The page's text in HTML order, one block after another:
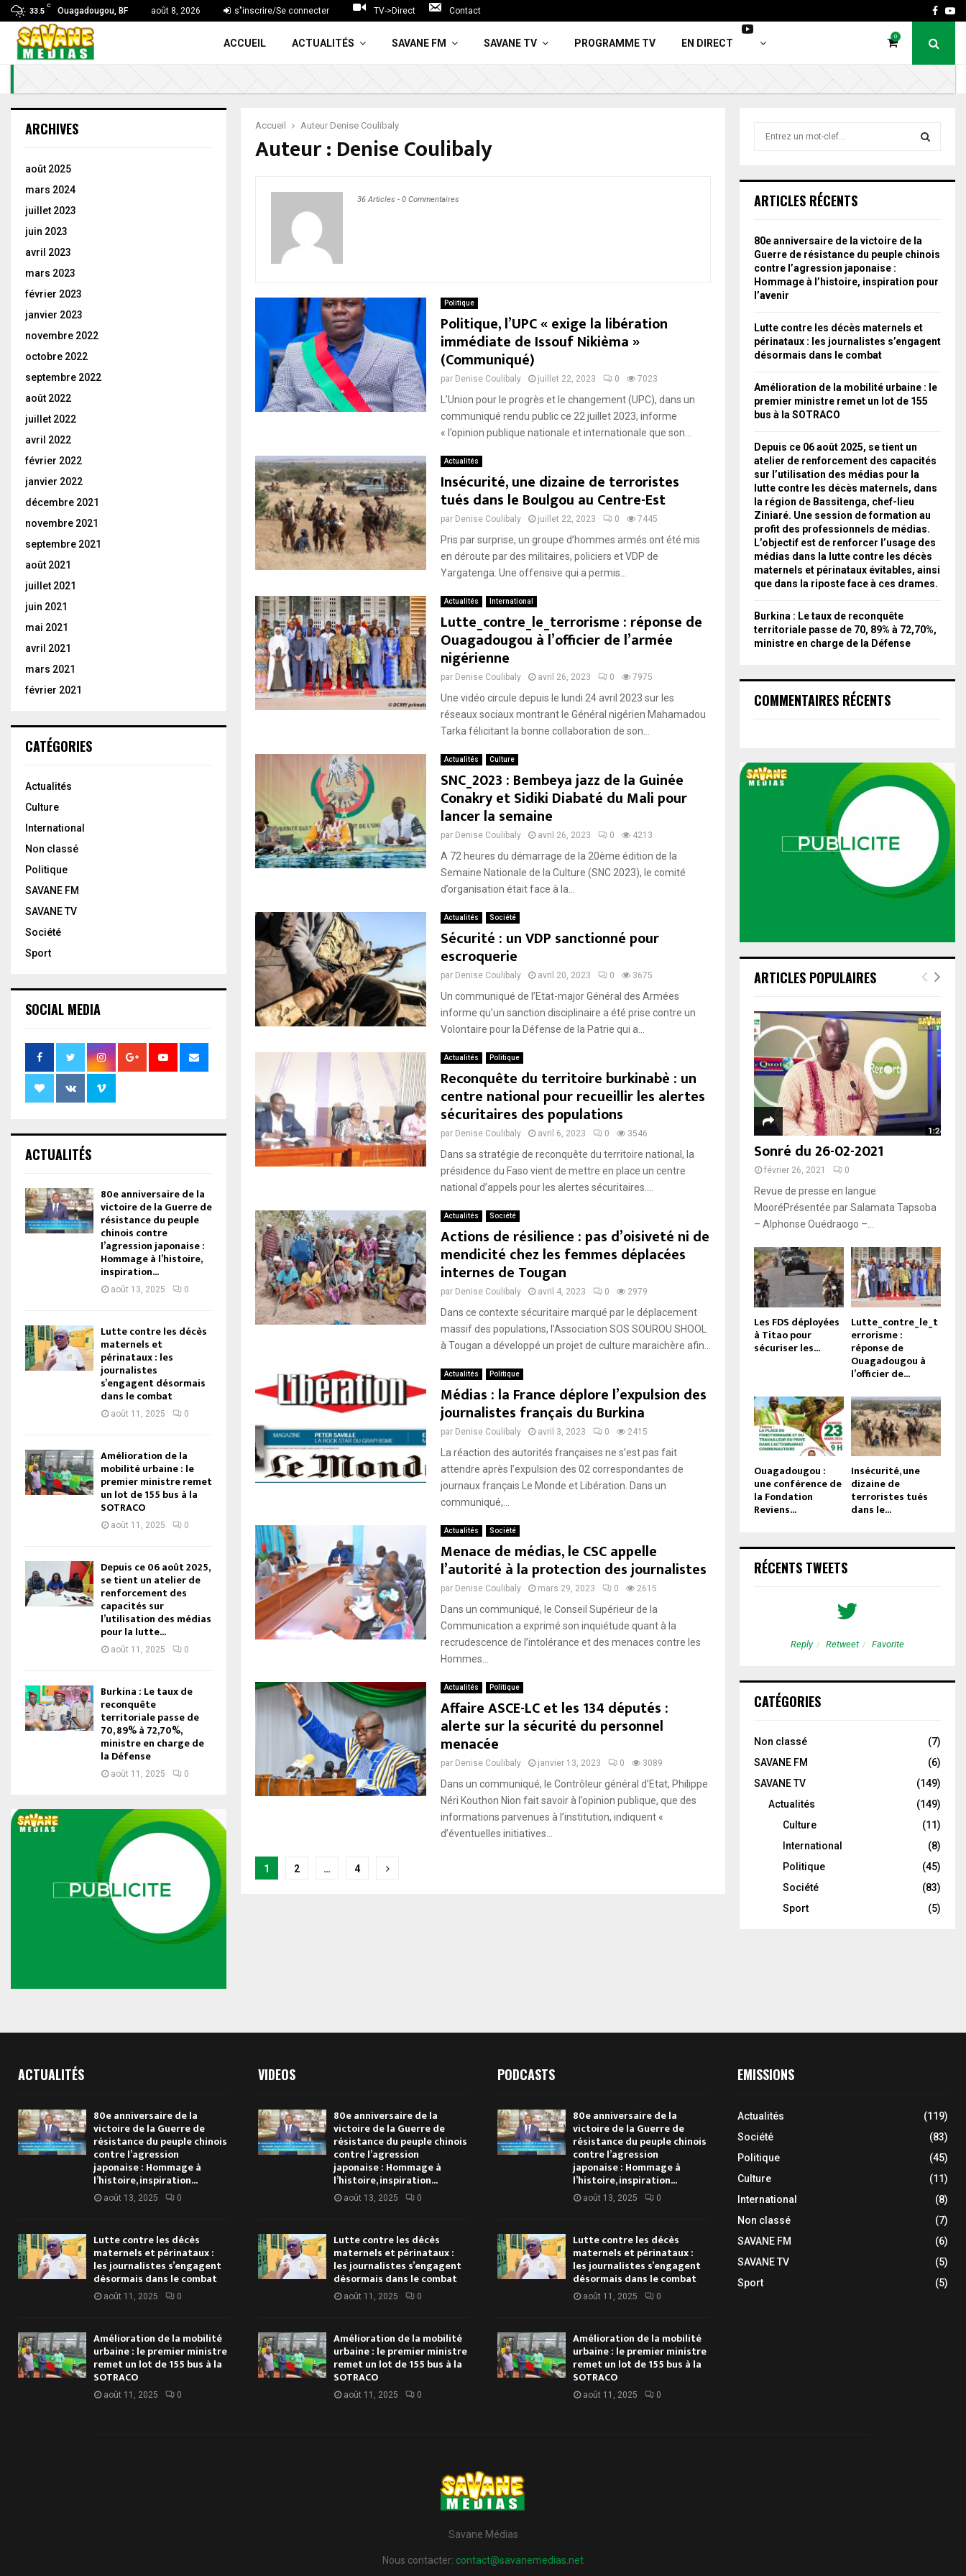
33.5
C
Ouagadougou, BF août 8, 2026 s"inscrire/Se connecter TV->Direct Contact
ACCUEIL ACTUALITÉS SAVANE FM SAVANE TV PROGRAMME TV EN DIRECT
0
Accueil Auteur Denise Coulibaly
Auteur : Denise Coulibaly
36 Articles - 0 Commentaires
Politique
Politique, l’UPC « exige la libération
immédiate de Issouf Nikièma »
(Communiqué)
par Denise Coulibaly juillet 22, 2023 0 7023
L’Union pour le progrès et le changement (UPC), dans un
communiqué rendu public ce 22 juillet 2023, informe
« l’opinion publique nationale et internationale que son...
Actualités
Insécurité, une dizaine de terroristes
tués dans le Boulgou au Centre-Est
par Denise Coulibaly juillet 22, 2023 0 7445
Pris par surprise, un groupe d’hommes armés ont été mis
en déroute par des militaires, policiers et VDP de
Yargatenga. Une offensive qui a permis...
Actualités International
Lutte_contre_le_terrorisme : réponse de
Ouagadougou à l’officier de l’armée
nigérienne
par Denise Coulibaly avril 26, 2023 0 7975
Une vidéo circule depuis le lundi 24 avril 2023 sur les
réseaux sociaux montrant le Général nigérien Mahamadou
Tarka félicitant la bonne collaboration de son...
Actualités Culture
SNC_2023 : Bembeya jazz de la Guinée
Conakry et Sidiki Diabaté du Mali pour
lancer la semaine
par Denise Coulibaly avril 26, 2023 0 4213
A 72 heures du démarrage de la 20ème édition de la
Semaine Nationale de la Culture (SNC 2023), le comité
d’organisation était face à la...
Actualités Société
Sécurité : un VDP sanctionné pour
escroquerie
par Denise Coulibaly avril 20, 2023 0 3675
Un communiqué de l’Etat-major Général des Armées
informe qu’un sanction disciplinaire a été prise contre un
Volontaire pour la Défense de la Patrie qui a...
Actualités Politique
Reconquête du territoire burkinabè : un
centre national pour recueillir les alertes
sécuritaires des populations
par Denise Coulibaly avril 6, 2023 0 3546
Dans sa stratégie de reconquête du territoire national, la
présidence du Faso vient de mettre en place un centre
national d’appels pour les alertes sécuritaires....
Actualités Société
Actions de résilience : pas d’oisiveté ni de
mendicité chez les femmes déplacées
internes de Tougan
par Denise Coulibaly avril 4, 2023 0 2979
Dans ce contexte sécuritaire marqué par le déplacement
massif des populations, l’Association SOS SOUROU SHOOL
à Tougan a développé un projet de culture maraichère afin...
Actualités Politique
Médias : la France déplore l’expulsion des
journalistes français du Burkina
par Denise Coulibaly avril 3, 2023 0 2415
La réaction des autorités françaises ne s’est pas fait
attendre après l’expulsion des 02 correspondantes de
journaux français Le Monde et Libération. Dans un
communiqué,...
Actualités Société
Menace de médias, le CSC appelle
l’autorité à la protection des journalistes
par Denise Coulibaly mars 29, 2023 0 2615
Dans un communiqué, le Conseil Supérieur de la
Communication a exprimé son inquiétude quant à la
recrudescence de l’intolérance et des menaces contre les
Hommes...
Actualités Politique
Affaire ASCE-LC et les 134 députés :
alerte sur la sécurité du personnel
menacée
par Denise Coulibaly janvier 13, 2023 0 3089
Dans un communiqué, le Contrôleur général d’Etat, Philippe
Néri Kouthon Nion fait savoir à l’opinion publique, que des
informations parvenues à l’institution, indiquent «
d’éventuelles initiatives...
Navigation
1 2 … 4
ARCHIVES
août 2025
mars 2024
juillet 2023
juin 2023
avril 2023
mars 2023
février 2023
janvier 2023
novembre 2022
octobre 2022
septembre 2022
août 2022
juillet 2022
avril 2022
février 2022
janvier 2022
décembre 2021
novembre 2021
septembre 2021
août 2021
juillet 2021
juin 2021
mai 2021
avril 2021
mars 2021
février 2021
CATÉGORIES
Actualités
Culture
International
Non classé
Politique
SAVANE FM
SAVANE TV
Société
Sport
SOCIAL MEDIA
ACTUALITÉS
80e anniversaire de la
victoire de la Guerre de
résistance du peuple
chinois contre
l’agression japonaise :
Hommage à l’histoire,
inspiration...
août 13, 2025 0
Lutte contre les décès
maternels et
périnataux : les
journalistes
s’engagent désormais
dans le combat
août 11, 2025 0
Amélioration de la
mobilité urbaine : le
premier ministre remet
un lot de 155 bus à la
SOTRACO
août 11, 2025 0
Depuis ce 06 août 2025,
se tient un atelier de
renforcement des
capacités sur
l’utilisation des médias
pour la lutte...
août 11, 2025 0
Burkina : Le taux de
reconquête
territoriale passe de
70, 89% à 72,70%,
ministre en charge de
la Défense
août 11, 2025 0
h
o
r
:
R
C
ARTICLES RÉCENTS
80e anniversaire de la victoire de la
Guerre de résistance du peuple chinois
contre l’agression japonaise :
Hommage à l’histoire, inspiration pour
l’avenir
Lutte contre les décès maternels et
périnataux : les journalistes s’engagent
désormais dans le combat
Amélioration de la mobilité urbaine : le
premier ministre remet un lot de 155
bus à la SOTRACO
Depuis ce 06 août 2025, se tient un
atelier de renforcement des capacités
sur l’utilisation des médias pour la
lutte contre les décès maternels, dans
la région de Bassitenga, chef-lieu
Ziniaré. Une session de formation au
profit des professionnels de médias.
L’objectif est de renforcer l’usage des
médias dans la lutte contre les décès
maternels et périnataux évitables, ainsi
que dans la riposte face à ces drames.
Burkina : Le taux de reconquête
territoriale passe de 70, 89% à 72,70%,
ministre en charge de la Défense
COMMENTAIRES RÉCENTS
ARTICLES POPULAIRES
Sonré du 26-02-2021
février 26, 2021 0
Revue de presse en langue
MooréPrésentée par Salamata Tapsoba
– Alphonse Ouédraogo –...
Les FDS déployées
à Titao pour
sécuriser les...
Lutte_contre_le_t
errorisme :
réponse de
Ouagadougou à
l’officier de...
Ouagadougou :
une conférence de
la Fondation
Reviens...
Insécurité, une
dizaine de
terroristes tués
dans le...
RÉCENTS TWEETS
Retweet Favorite Reply Retweet Favorite Reply Retweet Favorite
CATÉGORIES
Non classé
(7)
SAVANE FM
(6)
SAVANE TV
(149)
Actualités
(149)
Culture
(11)
International
(8)
Politique
(45)
Société
(83)
Sport
(5)
ACTUALITÉS
80e anniversaire de la
victoire de la Guerre de
résistance du peuple chinois
contre l’agression
japonaise : Hommage à
l’histoire, inspiration...
août 13, 2025 0
Lutte contre les décès
maternels et périnataux :
les journalistes s’engagent
désormais dans le combat
août 11, 2025 0
Amélioration de la mobilité
urbaine : le premier ministre
remet un lot de 155 bus à la
SOTRACO
août 11, 2025 0
VIDEOS
80e anniversaire de la
victoire de la Guerre de
résistance du peuple chinois
contre l’agression
japonaise : Hommage à
l’histoire, inspiration...
août 13, 2025 0
Lutte contre les décès
maternels et périnataux :
les journalistes s’engagent
désormais dans le combat
août 11, 2025 0
Amélioration de la mobilité
urbaine : le premier ministre
remet un lot de 155 bus à la
SOTRACO
août 11, 2025 0
PODCASTS
80e anniversaire de la
victoire de la Guerre de
résistance du peuple chinois
contre l’agression
japonaise : Hommage à
l’histoire, inspiration...
août 13, 2025 0
Lutte contre les décès
maternels et périnataux :
les journalistes s’engagent
désormais dans le combat
août 11, 2025 0
Amélioration de la mobilité
urbaine : le premier ministre
remet un lot de 155 bus à la
SOTRACO
août 11, 2025 0
EMISSIONS
Actualités
(119)
Société
(83)
Politique
(45)
Culture
(11)
International
(8)
Non classé
(7)
SAVANE FM
(6)
SAVANE TV
(5)
Sport
(5)
Savane Médias
Nous contacter: contact@savanemedias.net